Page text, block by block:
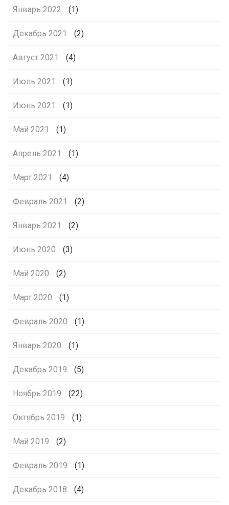
Январь 2022 (1)
Декабрь 2021 (2)
Август 2021 (4)
Июль 2021 (1)
Июнь 2021 (1)
Май 2021 (1)
Апрель 2021 (1)
Март 2021 (4)
Февраль 2021 (2)
Январь 2021 (2)
Июнь 2020 (3)
Май 2020 (2)
Март 2020 (1)
Февраль 2020 (1)
Январь 2020 (1)
Декабрь 2019 (5)
Ноябрь 2019 (22)
Октябрь 2019 (1)
Май 2019 (2)
Февраль 2019 (1)
Декабрь 2018 (4)